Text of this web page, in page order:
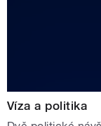
Víza a politika